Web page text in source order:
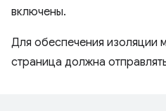
включены.
Для обеспечения изоляции
страница должна